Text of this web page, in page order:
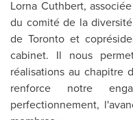
Lorna Cuthbert,
du comité de la
deToronto et
cabinet. Il nous
réalisations au chapitre
renforce notre
perfectionnement,